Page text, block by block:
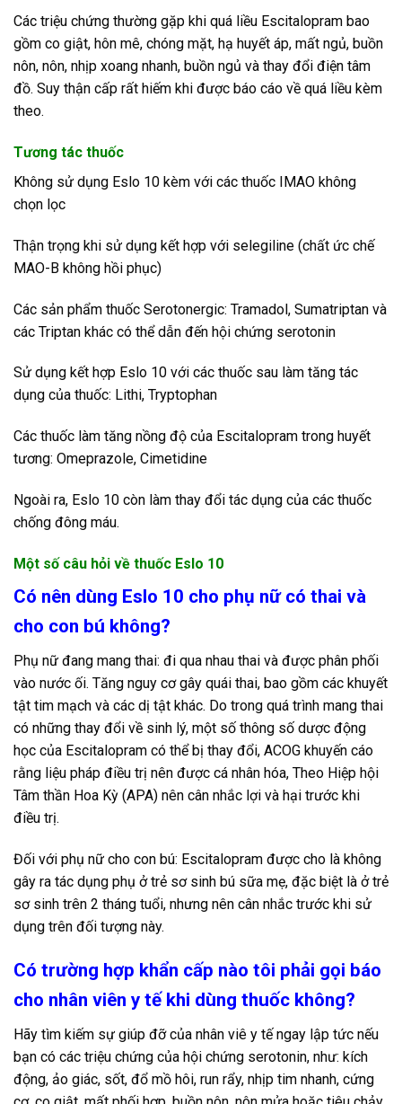
Các triệu chứng thường gặp khi quá liều Escitalopram bao
gồm co giật, hôn mê, chóng mặt, hạ huyết áp, mất ngủ, buồn
nôn, nôn, nhịp xoang nhanh, buồn ngủ và thay đổi điện tâm
đồ. Suy thận cấp rất hiếm khi được báo cáo về quá liều kèm
theo.
Tương tác thuốc
Không sử dụng Eslo 10 kèm với các thuốc IMAO không
chọn lọc
Thận trọng khi sử dụng kết hợp với selegiline (chất ức chế
MAO-B không hồi phục)
Các sản phẩm thuốc Serotonergic: Tramadol, Sumatriptan và
các Triptan khác có thể dẫn đến hội chứng serotonin
Sử dụng kết hợp Eslo 10 với các thuốc sau làm tăng tác
dụng của thuốc: Lithi, Tryptophan
Các thuốc làm tăng nồng độ của Escitalopram trong huyết
tương: Omeprazole, Cimetidine
Ngoài ra, Eslo 10 còn làm thay đổi tác dụng của các thuốc
chống đông máu.
Một số câu hỏi về thuốc Eslo 10
Có nên dùng Eslo 10 cho phụ nữ có thai và
cho con bú không?
Phụ nữ đang mang thai: đi qua nhau thai và được phân phối
vào nước ối. Tăng nguy cơ gây quái thai, bao gồm các khuyết
tật tim mạch và các dị tật khác. Do trong quá trình mang thai
có những thay đổi về sinh lý, một số thông số dược động
học của Escitalopram có thể bị thay đổi, ACOG khuyến cáo
rằng liệu pháp điều trị nên được cá nhân hóa, Theo Hiệp hội
Tâm thần Hoa Kỳ (APA) nên cân nhắc lợi và hại trước khi
điều trị.
Đối với phụ nữ cho con bú: Escitalopram được cho là không
gây ra tác dụng phụ ở trẻ sơ sinh bú sữa mẹ, đặc biệt là ở trẻ
sơ sinh trên 2 tháng tuổi, nhưng nên cân nhắc trước khi sử
dụng trên đối tượng này.
Có trường hợp khẩn cấp nào tôi phải gọi báo
cho nhân viên y tế khi dùng thuốc không?
Hãy tìm kiếm sự giúp đỡ của nhân viê y tế ngay lập tức nếu
bạn có các triệu chứng của hội chứng serotonin, như: kích
động, ảo giác, sốt, đổ mồ hôi, run rẩy, nhịp tim nhanh, cứng